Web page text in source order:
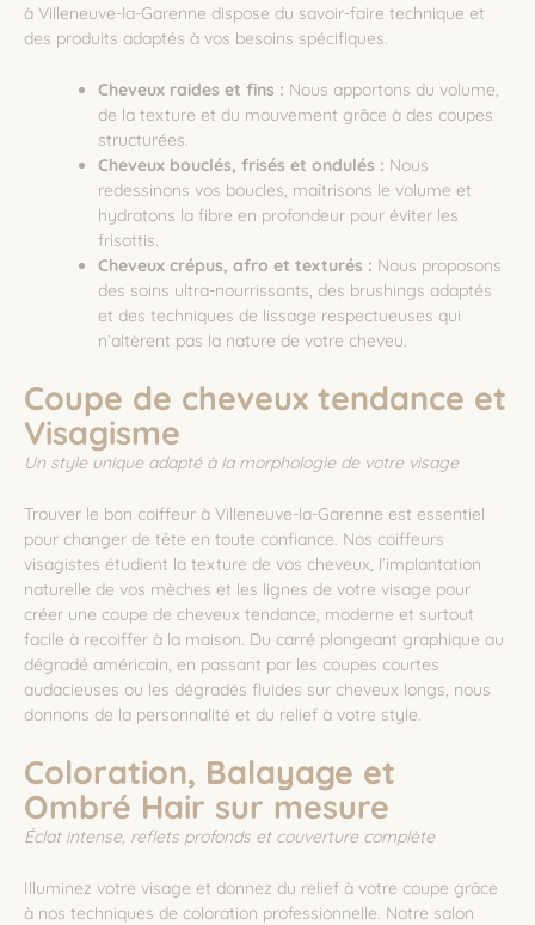
à Villeneuve-la-Garenne dispose du savoir-faire technique et
des produits adaptés à vos besoins spécifiques.
Cheveux raides et fins : Nous apportons du volume,
de la texture et du mouvement grâce à des coupes
structurées.
Cheveux bouclés, frisés et ondulés : Nous
redessinons vos boucles, maîtrisons le volume et
hydratons la fibre en profondeur pour éviter les
frisottis.
Cheveux crépus, afro et texturés : Nous proposons
des soins ultra-nourrissants, des brushings adaptés
et des techniques de lissage respectueuses qui
n’altèrent pas la nature de votre cheveu.
Coupe de cheveux tendance et
Visagisme
Un style unique adapté à la morphologie de votre visage
Trouver le bon coiffeur à Villeneuve-la-Garenne est essentiel
pour changer de tête en toute confiance. Nos coiffeurs
visagistes étudient la texture de vos cheveux, l’implantation
naturelle de vos mèches et les lignes de votre visage pour
créer une coupe de cheveux tendance, moderne et surtout
facile à recoiffer à la maison. Du carré plongeant graphique au
dégradé américain, en passant par les coupes courtes
audacieuses ou les dégradés fluides sur cheveux longs, nous
donnons de la personnalité et du relief à votre style.
Coloration, Balayage et
Ombré Hair sur mesure
Éclat intense, reflets profonds et couverture complète
Illuminez votre visage et donnez du relief à votre coupe grâce
à nos techniques de coloration professionnelle. Notre salon